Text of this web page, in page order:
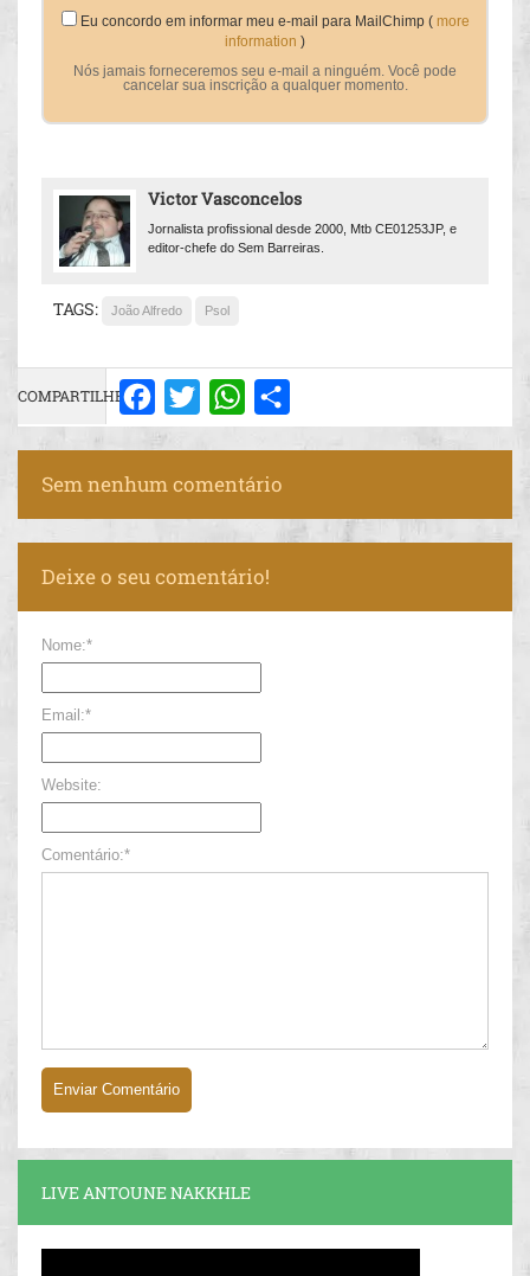
Eu concordo em informar meu e-mail para MailChimp ( more
information )
Nós jamais forneceremos seu e-mail a ninguém. Você pode
cancelar sua inscrição a qualquer momento.
Victor Vasconcelos
Jornalista profissional desde 2000, Mtb CE01253JP, e
editor-chefe do Sem Barreiras.
TAGS: João Alfredo Psol
COMPARTILHE: Facebook
Twitter WhatsApp
Sem nenhum comentário
Deixe o seu comentário!
Nome:*
Email:*
Website:
Comentário:*
LIVE ANTOUNE NAKKHLE